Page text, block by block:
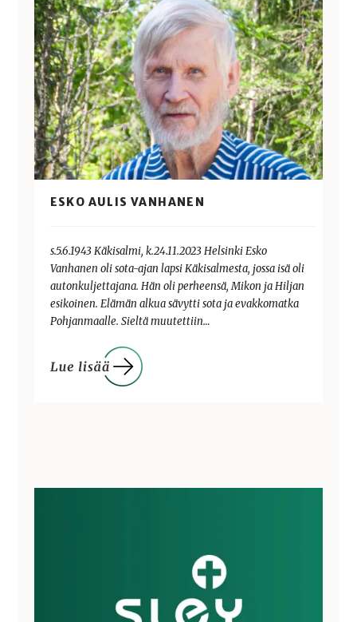
ESKO AULIS VANHANEN
s.5.6.1943 Käkisalmi, k.24.11.2023 Helsinki Esko
Vanhanen oli sota-ajan lapsi Käkisalmesta, jossa isä oli
autonkuljettajana. Hän oli perheensä, Mikon ja Hiljan
esikoinen. Elämän alkua sävytti sota ja evakkomatka
Pohjanmaalle. Sieltä muutettiin…